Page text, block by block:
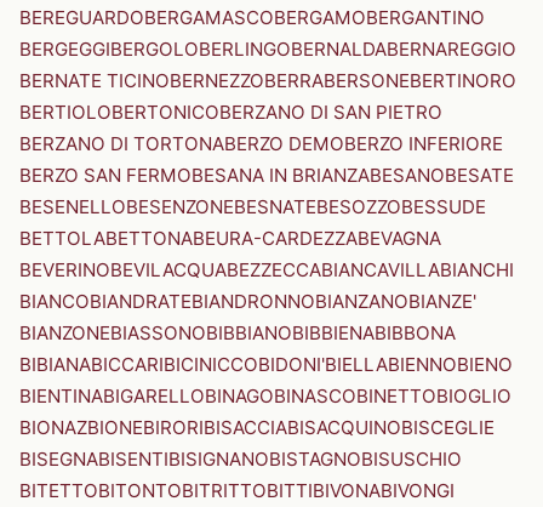
BEREGUARDOBERGAMASCOBERGAMOBERGANTINO
BERGEGGIBERGOLOBERLINGOBERNALDABERNAREGGIO
BERNATE TICINOBERNEZZOBERRABERSONEBERTINORO
BERTIOLOBERTONICOBERZANO DI SAN PIETRO
BERZANO DI TORTONABERZO DEMOBERZO INFERIORE
BERZO SAN FERMOBESANA IN BRIANZABESANOBESATE
BESENELLOBESENZONEBESNATEBESOZZOBESSUDE
BETTOLABETTONABEURA-CARDEZZABEVAGNA
BEVERINOBEVILACQUABEZZECCABIANCAVILLABIANCHI
BIANCOBIANDRATEBIANDRONNOBIANZANOBIANZE'
BIANZONEBIASSONOBIBBIANOBIBBIENABIBBONA
BIBIANABICCARIBICINICCOBIDONI'BIELLABIENNOBIENO
BIENTINABIGARELLOBINAGOBINASCOBINETTOBIOGLIO
BIONAZBIONEBIRORIBISACCIABISACQUINOBISCEGLIE
BISEGNABISENTIBISIGNANOBISTAGNOBISUSCHIO
BITETTOBITONTOBITRITTOBITTIBIVONABIVONGI